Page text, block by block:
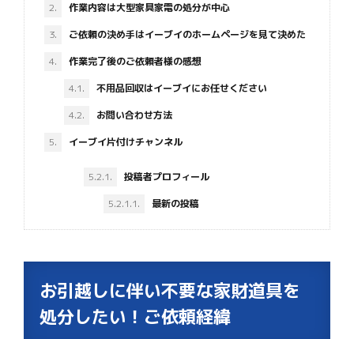
2.
作業内容は大型家具家電の処分が中心
3.
ご依頼の決め手はイーブイのホームページを見て決めた
4.
作業完了後のご依頼者様の感想
4.1.
不用品回収はイーブイにお任せください
4.2.
お問い合わせ方法
5.
イーブイ片付けチャンネル
5.2.1.
投稿者プロフィール
5.2.1.1.
最新の投稿
お引越しに伴い不要な家財道具を
処分したい！ご依頼経緯